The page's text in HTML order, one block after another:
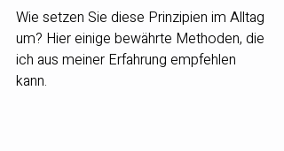
Wie setzen Sie diese Prinzipien im Alltag
um? Hier einige bewährte Methoden, die
ich aus meiner Erfahrung empfehlen
kann.